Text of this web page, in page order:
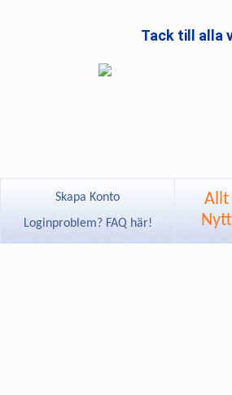
Tack till alla
Skapa Konto
Loginproblem? FAQ här!
Allt
Nytt